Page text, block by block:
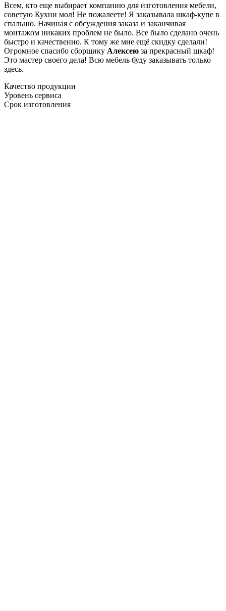
Всем, кто еще выбирает компанию для изготовления мебели,
советую Кухни мол! Не пожалеете! Я заказывала шкаф-купе в
спальню. Начиная с обсуждения заказа и заканчивая
монтажом никаких проблем не было. Все было сделано очень
быстро и качественно. К тому же мне ещё скидку сделали!
Огромное спасибо сборщику Алексею за прекрасный шкаф!
Это мастер своего дела! Всю мебель буду заказывать только
здесь.
Качество продукции
Уровень сервиса
Срок изготовления